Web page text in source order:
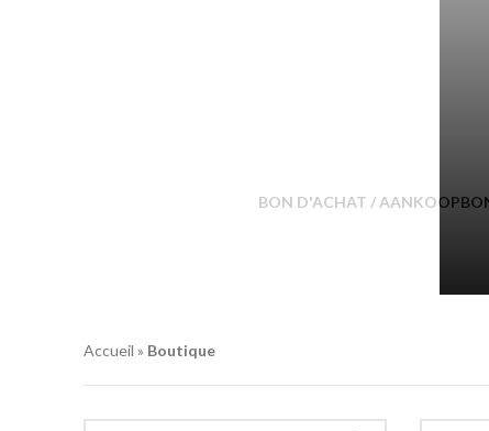
BON D'ACHAT /
Accueil » Boutique